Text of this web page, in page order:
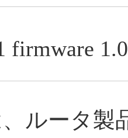
firmware
ルータ製